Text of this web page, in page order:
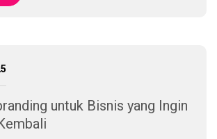
untuk Bisnis yang Ingin